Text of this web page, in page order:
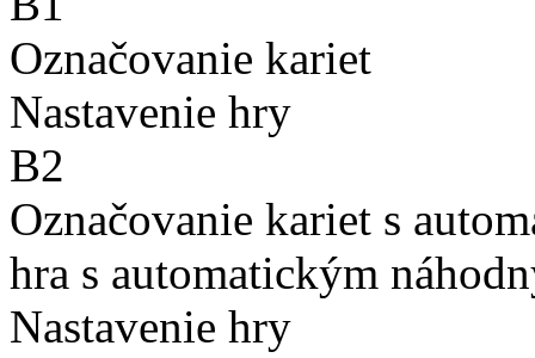
Označovanie kariet
Nastavenie hry
B2
Označovanie kariet s
hra s automatickým
Nastavenie hry